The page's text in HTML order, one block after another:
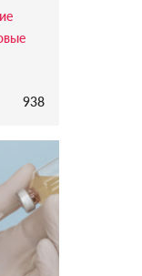
938